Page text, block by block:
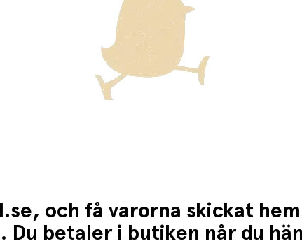
och få varorna skickat
Du betaler i butiken når du